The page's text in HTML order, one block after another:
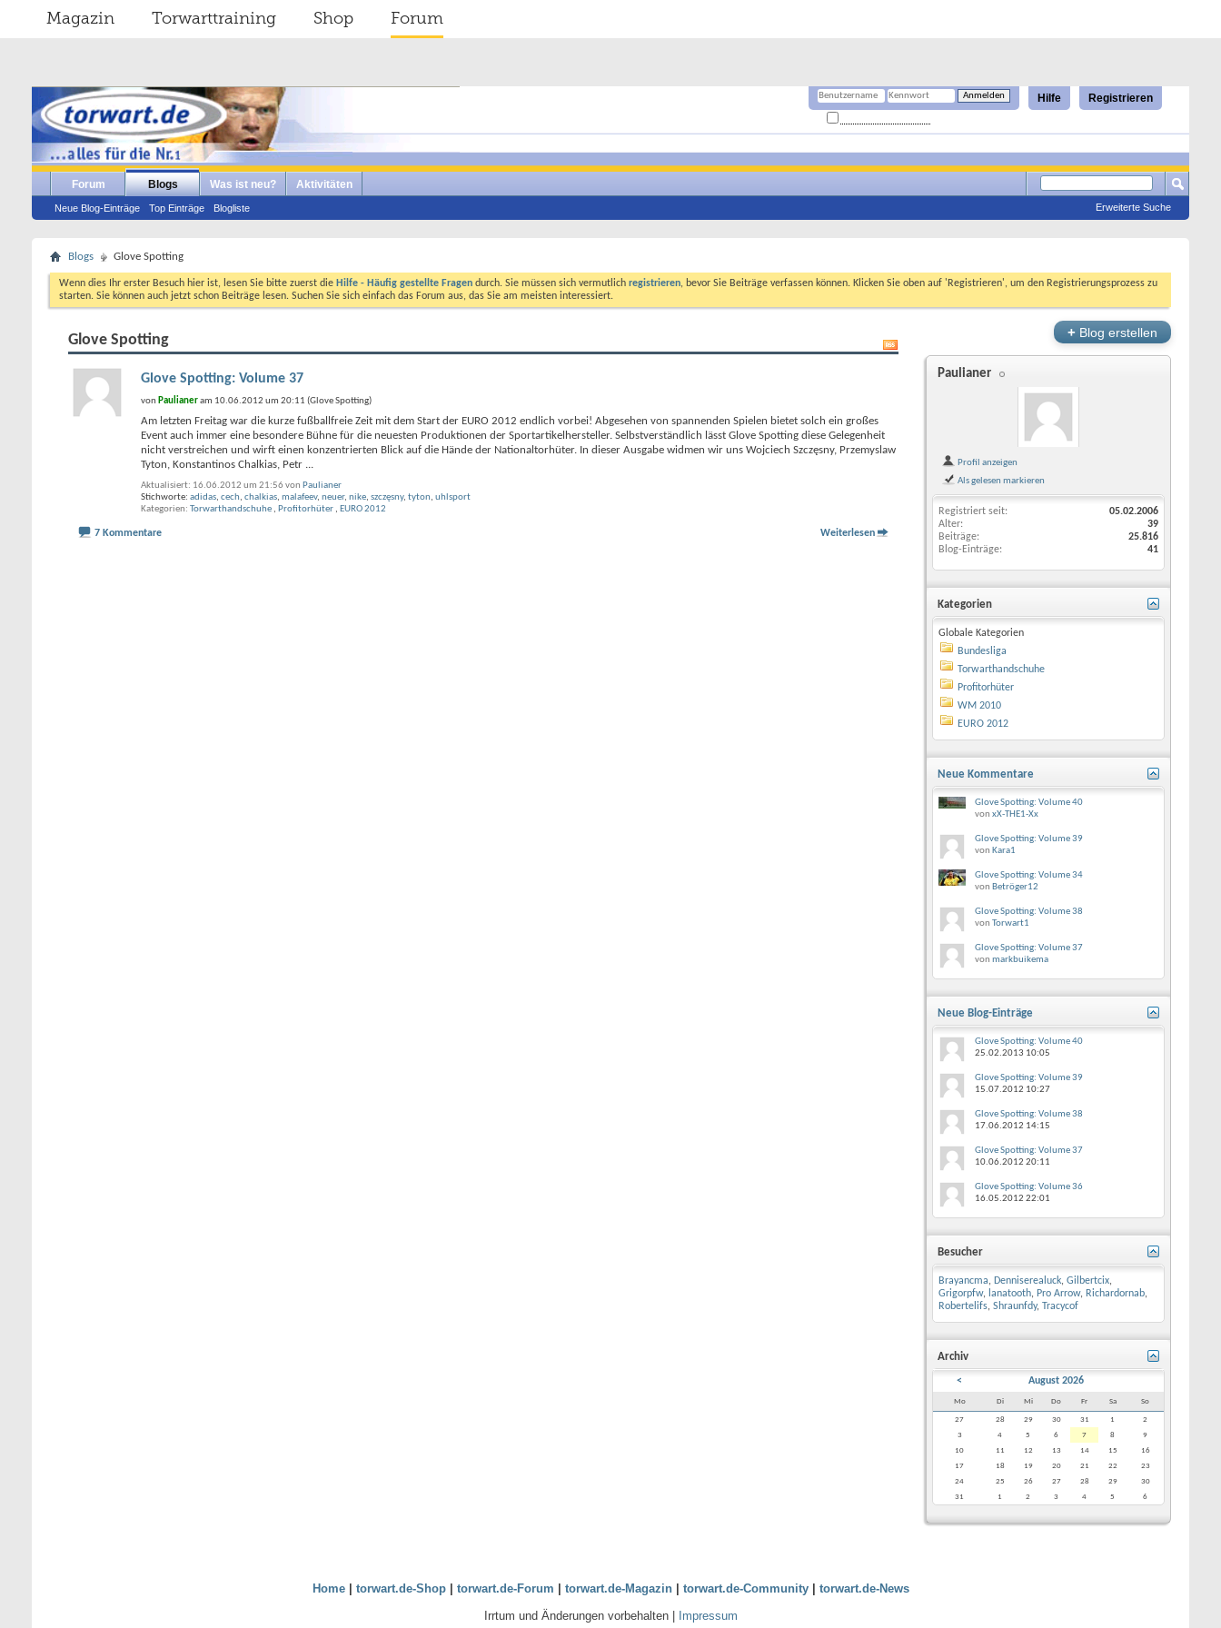
Magazin Torwarttraining Shop Forum
Registrieren
Hilfe
Forum Blogs
Neue Blog-Einträge Top Einträge Blogliste
Was ist neu? Aktivitäten
Erweiterte Suche
Blogs Glove Spotting
Wenn dies Ihr erster Besuch hier ist, lesen Sie bitte zuerst die Hilfe - Häufig gestellte Fragen durch. Sie müssen sich vermutlich registrieren, bevor Sie Beiträge verfassen können. Klicken Sie oben auf 'Registrieren', um den Registrierungsprozess zu
starten. Sie können auch jetzt schon Beiträge lesen. Suchen Sie sich einfach das Forum aus, das Sie am meisten interessiert.
Glove Spotting
Glove Spotting: Volume 37
von Paulianeram 10.06.2012 um 20:11 (Glove Spotting)
Am letzten Freitag war die kurze fußballfreie Zeit mit dem Start der EURO 2012 endlich vorbei! Abgesehen von spannenden Spielen bietet solch ein großes
Event auch immer eine besondere Bühne für die neuesten Produktionen der Sportartikelhersteller. Selbstverständlich lässt Glove Spotting diese Gelegenheit
nicht verstreichen und wirft einen konzentrierten Blick auf die Hände der Nationaltorhüter. In dieser Ausgabe widmen wir uns Wojciech Szczęsny, Przemyslaw
Tyton, Konstantinos Chalkias, Petr ...
Aktualisiert: 16.06.2012 um 21:56 von Paulianer
Stichworte: adidas, cech, chalkias, malafeev, neuer, nike, szczęsny, tyton, uhlsport
Kategorien Torwarthandschuhe , Profitorhüter , EURO 2012
7 Kommentare Weiterlesen
+ Blog erstellen
Paulianer
Profil anzeigen
Als gelesen markieren
Registriert seit
05.02.2006
Alter
39
Beiträge
25.816
Blog-Einträge
41
Kategorien
Globale Kategorien
Bundesliga
Torwarthandschuhe
Profitorhüter
WM 2010
EURO 2012
Neue Kommentare
Glove Spotting: Volume 40
von xX-THE1-Xx
Glove Spotting: Volume 39
von Kara1
Glove Spotting: Volume 34
von Betröger12
Glove Spotting: Volume 38
von Torwart1
Glove Spotting: Volume 37
von markbuikema
Neue Blog-Einträge
Glove Spotting: Volume 40
25.02.2013 10:05
Glove Spotting: Volume 39
15.07.2012 10:27
Glove Spotting: Volume 38
17.06.2012 14:15
Glove Spotting: Volume 37
10.06.2012 20:11
Glove Spotting: Volume 36
16.05.2012 22:01
Besucher
Brayancma, Denniserealuck, Gilbertcix,
Grigorpfw, lanatooth, Pro Arrow, Richardornab,
Robertelifs, Shraunfdy, Tracycof
Archiv
< August 2026
Mo Di Mi Do Fr Sa So
27 28 29 30 31 1
2
3
4 5 6 7 8
9
10
11 12 13 14 15
16
17
18 19 20 21 22
23
24
25 26 27 28 29
30
31
1 2 3 4 5 6
Home| torwart.de-Shop| torwart.de-Forum torwart.de-Magazin| torwart.de-Community| torwart.de-News
Irrtum und Änderungen vorbehalten |
Impressum